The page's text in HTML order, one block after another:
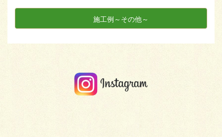
施工例～その他～